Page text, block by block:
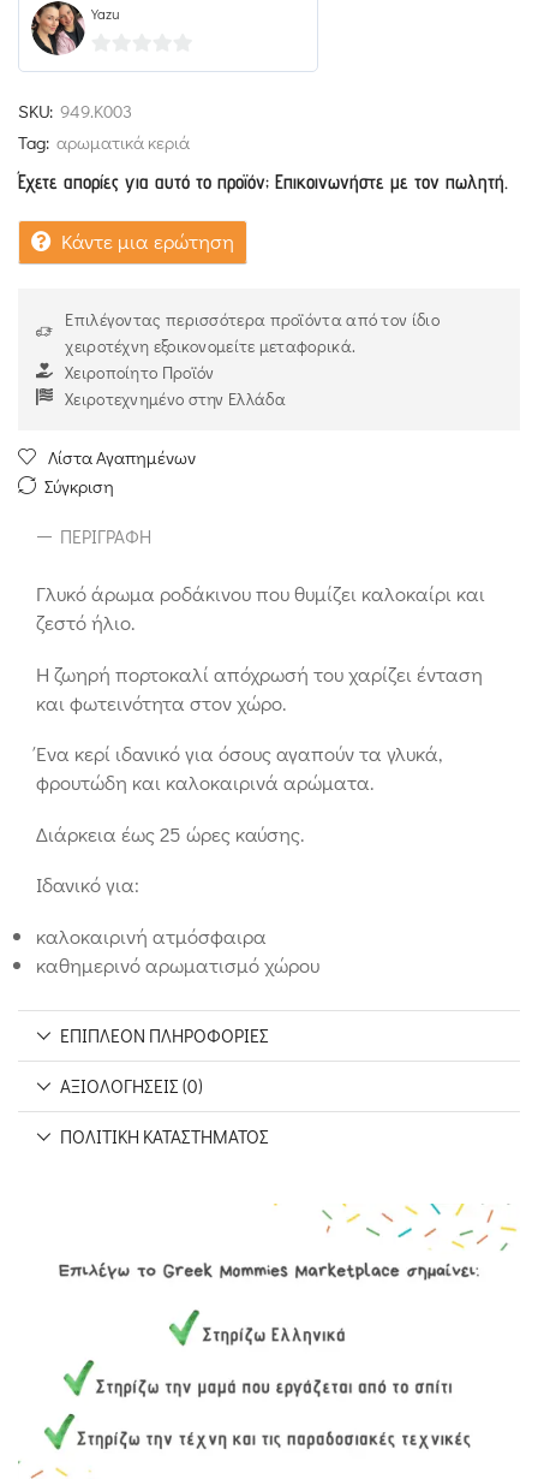
Yazu
0
5
SKU: 949.Κ003
Tag: αρωματικά κεριά
Έχετε απορίες για αυτό το προϊόν; Επικοινωνήστε με τον πωλητή.
Κάντε μια ερώτηση
Επιλέγοντας περισσότερα προϊόντα από τον ίδιο
χειροτέχνη εξοικονομείτε μεταφορικά.
Χειροποίητο Προϊόν
Χειροτεχνημένο στην Ελλάδα
Λίστα Αγαπημένων
Σύγκριση
ΠΕΡΙΓΡΑΦΉ
Γλυκό άρωμα ροδάκινου που θυμίζει καλοκαίρι και
ζεστό ήλιο.
Η ζωηρή πορτοκαλί απόχρωσή του χαρίζει ένταση
και φωτεινότητα στον χώρο.
Ένα κερί ιδανικό για όσους αγαπούν τα γλυκά,
φρουτώδη και καλοκαιρινά αρώματα.
Διάρκεια έως 25 ώρες καύσης.
Ιδανικό για:
καλοκαιρινή ατμόσφαιρα
καθημερινό αρωματισμό χώρου
ΕΠΙΠΛΈΟΝ ΠΛΗΡΟΦΟΡΊΕΣ
ΑΞΙΟΛΟΓΉΣΕΙΣ (0)
ΠΟΛΙΤΙΚΉ ΚΑΤΑΣΤΉΜΑΤΟΣ